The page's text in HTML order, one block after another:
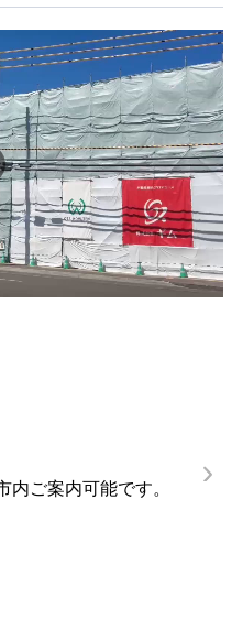
内ご案内可能です。